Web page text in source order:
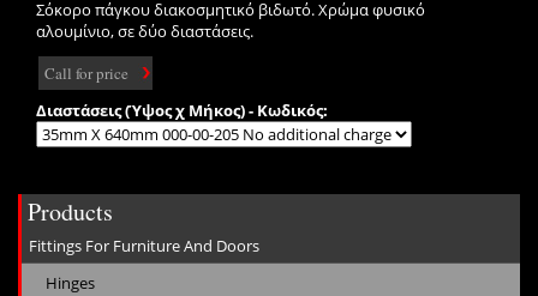
Σόκορο πάγκου διακοσμητικό βιδωτό. Χρώμα φυσικό
αλουμίνιο, σε δύο διαστάσεις.
Call for price
Διαστάσεις (Ύψος χ Μήκος) - Κωδικός:
Products
Fittings For Furniture And Doors
Hinges